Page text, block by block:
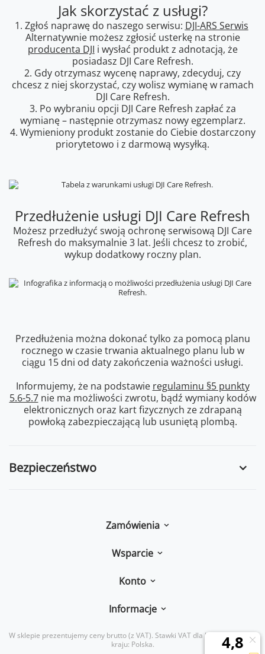
Jak skorzystać z usługi?
1. Zgłoś naprawę do naszego serwisu: DJI-ARS Serwis
Alternatywnie możesz zgłosić usterkę na stronie
producenta DJI i wysłać produkt z adnotacją, że
posiadasz DJI Care Refresh.
2. Gdy otrzymasz wycenę naprawy, zdecyduj, czy
chcesz z niej skorzystać, czy wolisz wymianę w ramach
DJI Care Refresh.
3. Po wybraniu opcji DJI Care Refresh zapłać za
wymianę – następnie otrzymasz nowy egzemplarz.
4. Wymieniony produkt zostanie do Ciebie dostarczony
priorytetowo i z darmową wysyłką.
Przedłużenie usługi DJI Care Refresh
Możesz przedłużyć swoją ochronę serwisową DJI Care
Refresh do maksymalnie 3 lat. Jeśli chcesz to zrobić,
wykup dodatkowy roczny plan.
Przedłużenia można dokonać tylko za pomocą planu
rocznego w czasie trwania aktualnego planu lub w
ciągu 15 dni od daty zakończenia ważności usługi.
Informujemy, że na podstawie regulaminu §5 punkty
5.6-5.7nie ma możliwości zwrotu, bądź wymiany kodów
elektronicznych oraz kart fizycznych ze zdrapaną
powłoką zabezpieczającą lub usuniętą plombą.
Bezpieczeństwo
Zamówienia
Wsparcie
Konto
Informacje
W sklepie prezentujemy ceny brutto (z VAT). Stawki VAT dla konsumentów z
kraju: Polska.